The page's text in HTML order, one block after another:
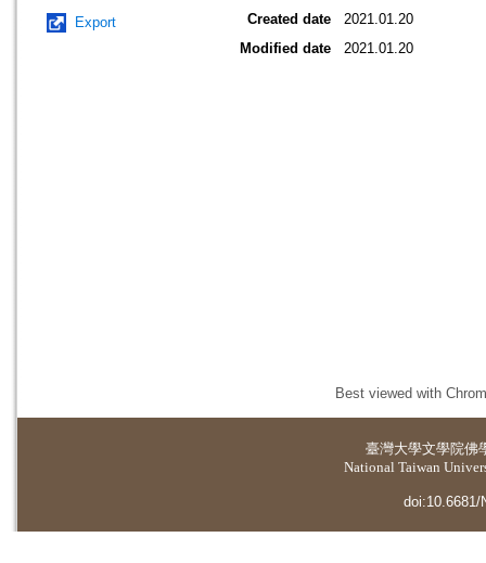
Export
Created date
2021.01.20
Modified date
2021.01.20
Best viewed with
臺灣大學文學院佛
National Taiwan
doi:10.6681/